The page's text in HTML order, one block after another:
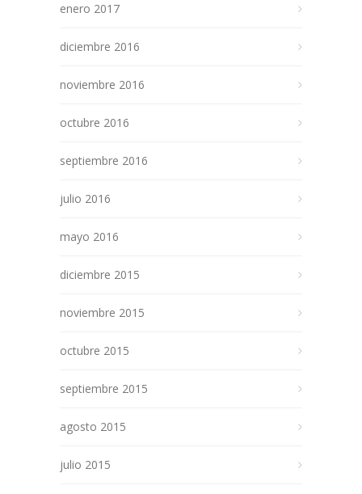
enero 2017
diciembre 2016
noviembre 2016
octubre 2016
septiembre 2016
julio 2016
mayo 2016
diciembre 2015
noviembre 2015
octubre 2015
septiembre 2015
agosto 2015
julio 2015